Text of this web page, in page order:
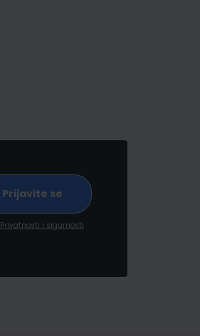
Privatnosti i sigurnosti